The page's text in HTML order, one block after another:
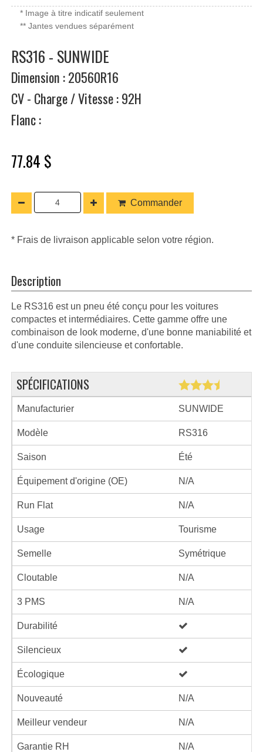
* Image à titre indicatif seulement
** Jantes vendues séparément
RS316 - SUNWIDE
Dimension : 20560R16
CV - Charge / Vitesse : 92H
Flanc :
77.84 $
Commander
* Frais de livraison applicable selon votre région.
Description
Le RS316 est un pneu été conçu pour les voitures
compactes et intermédiaires. Cette gamme offre une
combinaison de look moderne, d'une bonne maniabilité et
d'une conduite silencieuse et confortable.
SPÉCIFICATIONS
Manufacturier SUNWIDE
Modèle RS316
Saison Été
Équipement d'origine (OE) N/A
Run Flat N/A
Usage Tourisme
Semelle Symétrique
Cloutable N/A
3 PMS N/A
Durabilité
Silencieux
Écologique
Nouveauté N/A
Meilleur vendeur N/A
Garantie RH N/A